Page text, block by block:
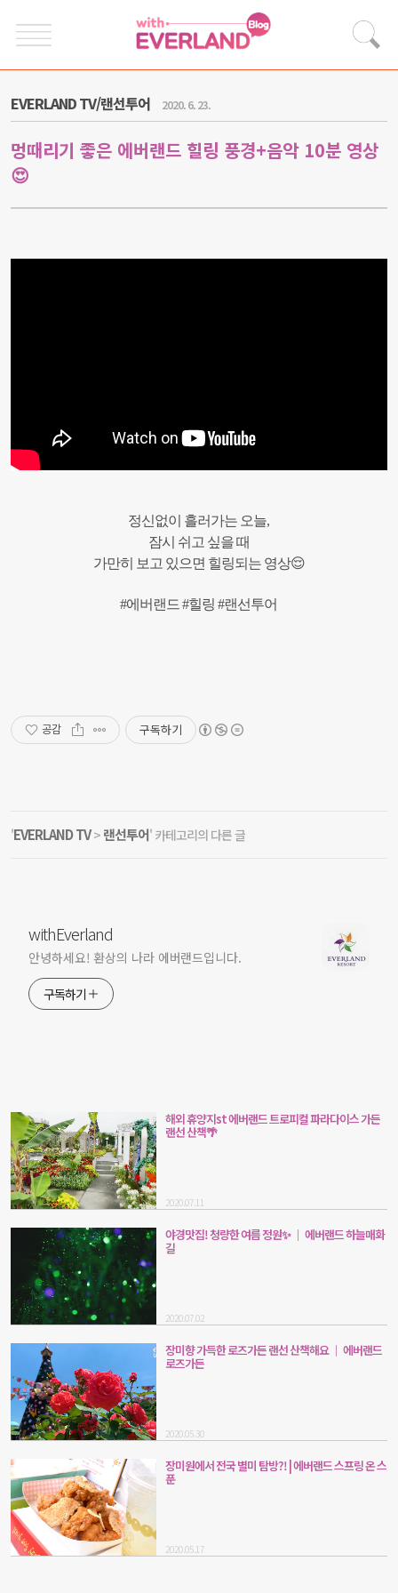
EVERLAND TV/랜선투어 2020. 6. 23.
멍때리기 좋은 에버랜드 힐링 풍경+음악 10분 영상
😍
정신없이 흘러가는 오늘,
잠시 쉬고 싶을 때
가만히 보고 있으면 힐링되는 영상😌
#에버랜드 #힐링 #랜선투어
공감 구독하기
'EVERLAND TV> 랜선투어' 카테고리의 다른 글
withEverland
안녕하세요! 환상의 나라 에버랜드입니다.
구독하기
해외 휴양지st 에버랜드 트로피컬 파라다이스 가든
랜선 산책🌴
2020.07.11
야경맛집! 청량한 여름 정원✨ ｜ 에버랜드 하늘매화
길
2020.07.02
장미향 가득한 로즈가든 랜선 산책해요 ｜ 에버랜드
로즈가든
2020.05.30
장미원에서 전국 별미 탐방?! | 에버랜드 스프링 온 스
푼
2020.05.17